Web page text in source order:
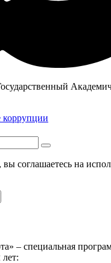
коррупции
соглашаетесь на
– специальная